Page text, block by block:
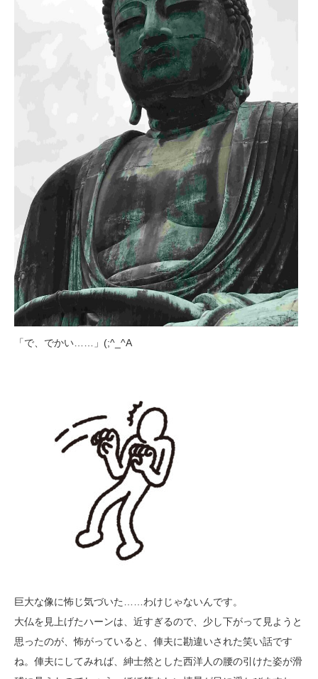
「で、でかい……」(;^_^A
巨大な像に怖じ気づいた……わけじゃないんです。
大仏を見上げたハーンは、近すぎるので、少し下がって見ようと
思ったのが、怖がっていると、俥夫に勘違いされた笑い話です
ね。俥夫にしてみれば、紳士然とした西洋人の腰の引けた姿が滑